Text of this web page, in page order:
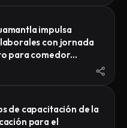
impulsa
con jornada
para comedor
de capacitación de la
para el